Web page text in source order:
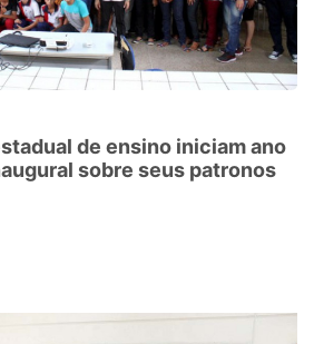
de ensino iniciam ano
sobre seus patronos